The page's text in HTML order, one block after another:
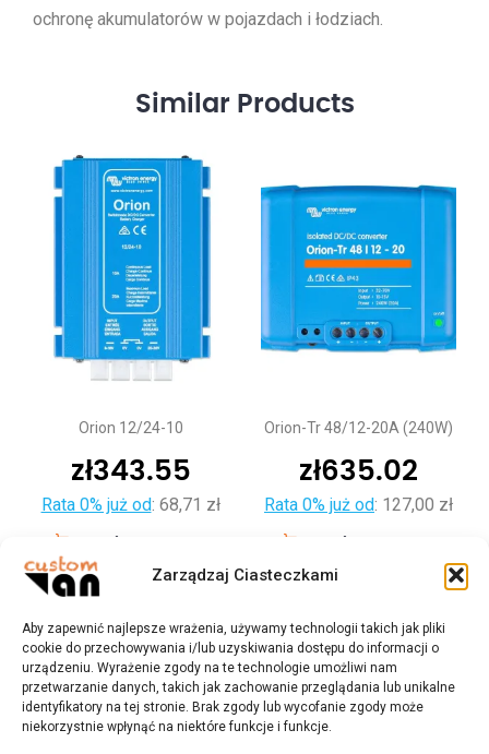
Zarządzaj Ciasteczkami
Aby zapewnić najlepsze wrażenia, używamy technologii takich jak pliki
cookie do przechowywania i/lub uzyskiwania dostępu do informacji o
urządzeniu. Wyrażenie zgody na te technologie umożliwi nam
przetwarzanie danych, takich jak zachowanie przeglądania lub unikalne
identyfikatory na tej stronie. Brak zgody lub wycofanie zgody może
niekorzystnie wpłynąć na niektóre funkcje i funkcje.
ochronę akumulatorów w pojazdach i łodziach.
Similar Products
Orion 12/24-10
zł343.55
Rata 0% już od: 68,71 zł
Orion-Tr 48/12-20A (240W)
zł635.02
Rata 0% już od: 127,00 zł